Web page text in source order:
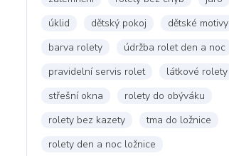
úklid
dětský pokoj
dětské motivy
barva rolety
údržba rolet den a noc
pravidelní servis rolet
látkové rolety
střešní okna
rolety do obýváku
rolety bez kazety
tma do ložnice
rolety den a noc ložnice